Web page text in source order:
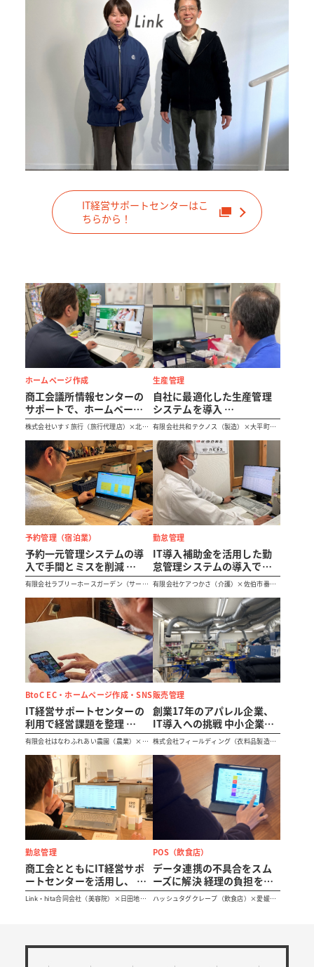
IT経営サポートセンターはこ
ちらから！
ホームページ作成
商工会議所情報センターの
サポートで、ホームページ
を刷新
新規顧客の獲得と業務効率
化を実現
株式会社いすゞ旅行（旅行代理店）×北大
生産管理
自社に最適化した生産管理
システムを導入
生産効率の向上とコスト削
減を実現
有限会社共和テクノス（製造）×大平町商
予約管理（宿泊業）
予約一元管理システムの導
入で手間とミスを削減
認知度アップで顧客増、売
上は過去最高を記録
有限会社ラブリーホースガーデン（サービ
勤怠管理
IT導入補助金を活用した勤
怠管理システムの導入で、
事務負担を軽減
作業時間を短縮し、生まれ
た余力をケアの現場へ
有限会社ケアつかさ（介護）×佐伯市番匠
BtoC EC・ホームページ作成・SNS
IT経営サポートセンターの
利用で経営課題を整理
SNS発信で「こだわりパプ
リカ」の認知度・販路とも
に拡大
有限会社はなわふれあい農園（農業）×塙
販売管理
創業17年のアパレル企業、
IT導入への挑戦 中小企業の
成長を支える金融機関の役
割とは
株式会社フィールディング（衣料品製造・
勤怠管理
商工会とともにIT経営サポ
ートセンターを活用し、 経
営課題を解決しながら働き
やすい環境を実現
Link・hita合同会社（美容院）×日田地区
POS（飲食店）
データ連携の不具合をスム
ーズに解決 経理の負担を減
らして販売を強化
ハッシュタグクレープ（飲食店）×愛媛県